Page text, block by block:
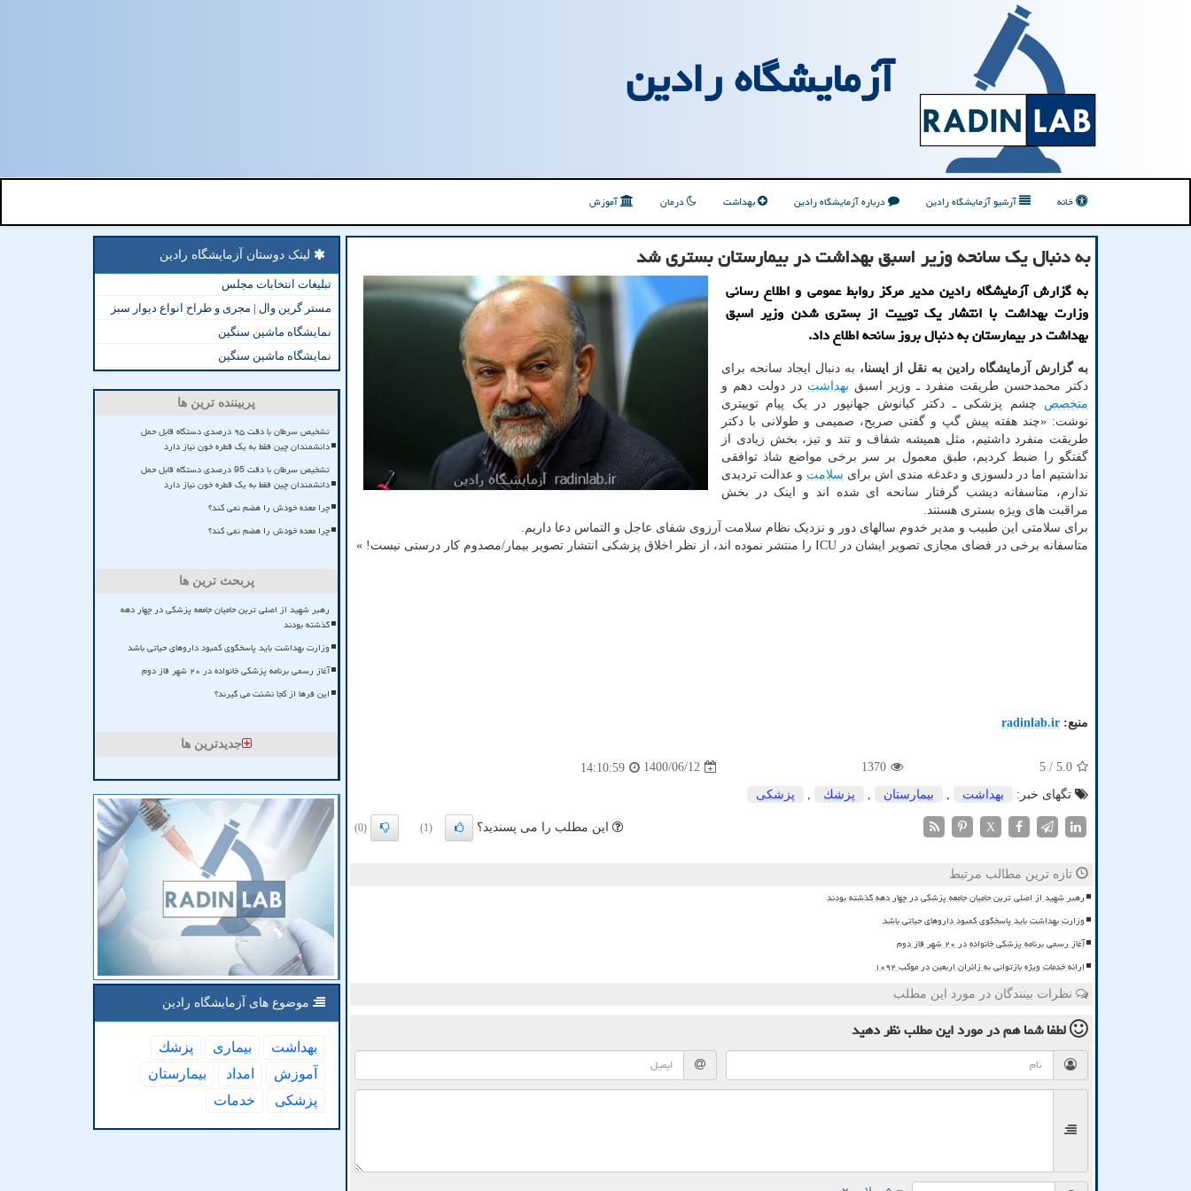
آزمایشگاه رادین
خانه آرشیو آزمایشگاه رادین درباره آزمایشگاه رادین بهداشت درمان آموزش
به دنبال یک سانحه وزیر اسبق بهداشت در بیمارستان بستری شد
به گزارش آزمایشگاه رادین مدیر مرکز روابط عمومی و اطلاع رسانی
وزارت بهداشت با انتشار یک توییت از بستری شدن وزیر اسبق
بهداشت در بیمارستان به دنبال بروز سانحه اطلاع داد.
به گزارش آزمایشگاه رادین به نقل از ایسنا، به دنبال ایجاد سانحه برای
دکتر محمدحسن طریقت منفرد ـ وزیر اسبق بهداشت در دولت دهم و
متخصص چشم پزشکی ـ دکتر کیانوش جهانپور در یک پیام توییتری
نوشت: «چند هفته پیش گپ و گفتی صریح، صمیمی و طولانی با دکتر
طریقت منفرد داشتیم، مثل همیشه شفاف و تند و تیز، بخش زیادی از
گفتگو را ضبط کردیم، طبق معمول بر سر برخی مواضع شاذ توافقی
نداشتیم اما در دلسوزی و دغدغه مندی اش برای سلامت و عدالت تردیدی
ندارم، متاسفانه دیشب گرفتار سانحه ای شده اند و ‏اینک در بخش
مراقبت های ویژه بستری هستند.
برای سلامتی این طبیب و مدیر خدوم سالهای دور و نزدیک نظام سلامت آرزوی شفای عاجل و التماس دعا داریم.
متاسفانه برخی در فضای مجازی تصویر ایشان در ICU را منتشر نموده اند، از نظر اخلاق پزشکی انتشار تصویر بیمار/مصدوم کار درستی نیست! »
منبع: radinlab.ir
5.0
/ 5
1370
1400/06/12
14:10:59
تگهای خبر:
بهداشت بیمارستان پزشك پزشكی
X این مطلب را می پسندید؟ (1)
(0)
تازه ترین مطالب مرتبط
رهبر شهید از اصلی ترین حامیان جامعه پزشکی در چهار دهه گذشته بودند
وزارت بهداشت باید پاسخگوی کمبود داروهای حیاتی باشد
آغاز رسمی برنامه پزشکی خانواده در ۲۰ شهر فاز دوم
ارائه خدمات ویژه بازتوانی به زائران اربعین در موکب ۱۰۹۲
نظرات بینندگان در مورد این مطلب
لطفا شما همدر مورد این مطلبنظر دهید
لینک دوستان آزمایشگاه رادین
تبلیغات انتخابات مجلس
مستر گرین وال | مجری و طراح انواع دیوار سبز
نمایشگاه ماشین سنگین
نمایشگاه ماشین سنگین
پربیننده ترین ها
تشخیص سرطان با دقت ۹۵ درصدی دستگاه قابل حمل
دانشمندان چین فقط به یک قطره خون نیاز دارد
تشخیص سرطان با دقت 95 درصدی دستگاه قابل حمل
دانشمندان چین فقط به یک قطره خون نیاز دارد
چرا معده خودش را هضم نمی کند؟
چرا معده خودش را هضم نمی کند؟
پربحث ترین ها
رهبر شهید از اصلی ترین حامیان جامعه پزشکی در چهار دهه
گذشته بودند
وزارت بهداشت باید پاسخگوی کمبود داروهای حیاتی باشد
آغاز رسمی برنامه پزشکی خانواده در ۲۰ شهر فاز دوم
این فرها از کجا نشئت می گیرند؟
جدیدترین ها
موضوع های آزمایشگاه رادین
بهداشت بیماری
پزشك
آموزش
امداد
بیمارستان
پزشكی
خدمات